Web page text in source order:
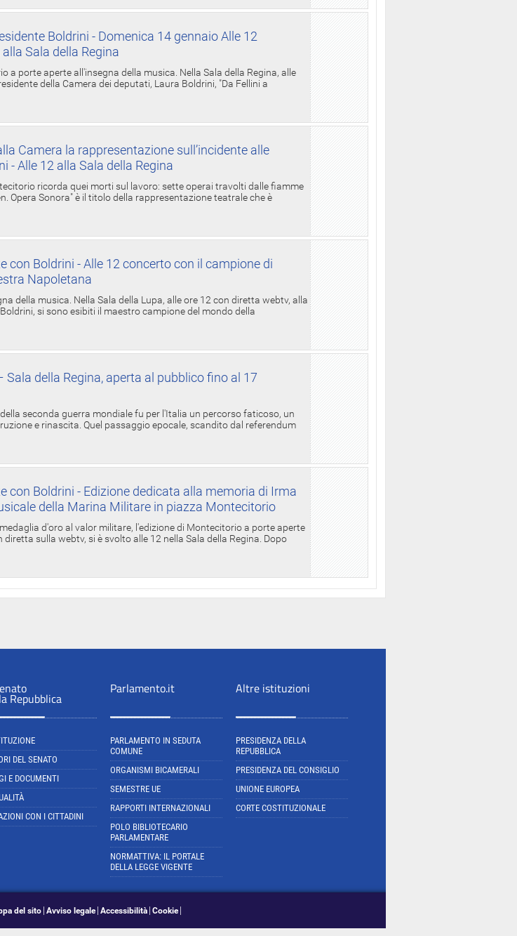
Boldrini - Domenica 14 gennaio Alle 12
Sala della Regina
porte aperte all'insegna della musica. Nella Sala della Regina, alle
della Camera dei deputati, Laura Boldrini, "Da Fellini a
Camera la rappresentazione sull’incidente alle
- Alle 12 alla Sala della Regina
ricorda quei morti sul lavoro: sette operai travolti dalle fiamme
Opera Sonora" è il titolo della rappresentazione teatrale che è
con Boldrini - Alle 12 concerto con il campione di
Napoletana
della musica. Nella Sala della Lupa, alle ore 12 con diretta webtv, alla
si sono esibiti il maestro campione del mondo della
Sala della Regina, aperta al pubblico fino al 17
seconda guerra mondiale fu per l'Italia un percorso faticoso, un
e rinascita. Quel passaggio epocale, scandito dal referendum
con Boldrini - Edizione dedicata alla memoria di Irma
della Marina Militare in piazza Montecitorio
d'oro al valor militare, l'edizione di Montecitorio a porte aperte
sulla webtv, si è svolto alle 12 nella Sala della Regina. Dopo
Repubblica
DEL SENATO
E DOCUMENTI
CON I CITTADINI
Parlamento.it
PARLAMENTO IN SEDUTA
COMUNE
ORGANISMI BICAMERALI
SEMESTRE UE
RAPPORTI INTERNAZIONALI
POLO BIBLIOTECARIO
PARLAMENTARE
NORMATTIVA: IL PORTALE
DELLA LEGGE VIGENTE
Altre istituzioni
PRESIDENZA DELLA
REPUBBLICA
PRESIDENZA DEL CONSIGLIO
UNIONE EUROPEA
CORTE COSTITUZIONALE
del sito Avviso legale Accessibilità Cookie